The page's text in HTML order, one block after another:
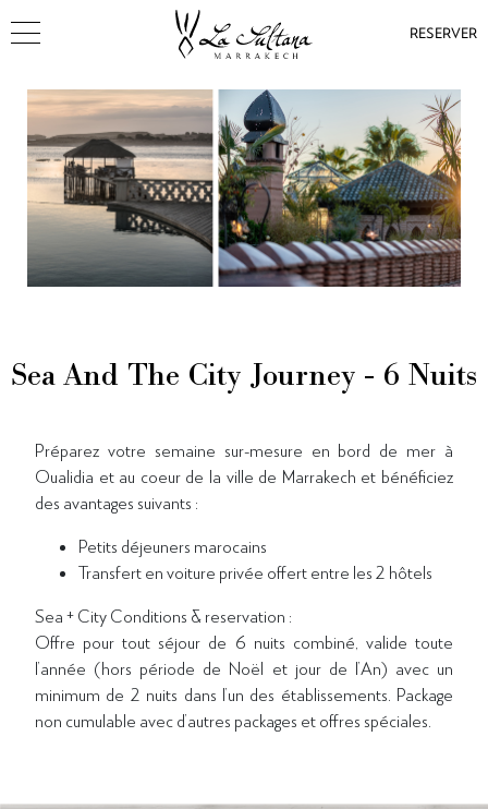
RESERVER
Sea And The City Journey - 6 Nuits
Préparez votre semaine sur-mesure en bord de mer à
Oualidia et au coeur de la ville de Marrakech et bénéficiez
des avantages suivants :
Petits déjeuners marocains
Transfert en voiture privée offert entre les 2 hôtels
Sea + City Conditions & reservation :
Offre pour tout séjour de 6 nuits combiné, valide toute
l’année (hors période de Noël et jour de l’An) avec un
minimum de 2 nuits dans l’un des établissements. Package
non cumulable avec d’autres packages et offres spéciales.